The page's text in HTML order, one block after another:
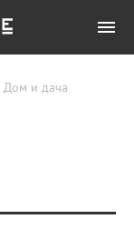
Дом и дача